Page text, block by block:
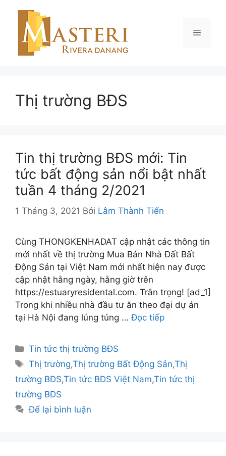
Menu
Thị trường BĐS
Tin thị trường BĐS mới: Tin
tức bất động sản nổi bật nhất
tuần 4 tháng 2/2021
1 Tháng 3, 2021 Bởi Lâm Thành Tiến
Cùng THONGKENHADAT cập nhật các thông tin
mới nhất về thị trường Mua Bán Nhà Đất Bất
Động Sản tại Việt Nam mới nhất hiện nay được
cập nhật hằng ngày, hằng giờ trên
https://estuaryresidental.com. Trân trọng! [ad_1]
Trong khi nhiều nhà đầu tư ăn theo đại dự án
tại Hà Nội đang lúng túng …Đọc tiếp
Danh
mục
Tin tức thị trường BĐS
Thẻ
Thị trường,Thị trường Bất Động Sản,Thị
trường BĐS,Tin tức BĐS Việt Nam,Tin tức thị
trường BĐS
Để lại bình luận